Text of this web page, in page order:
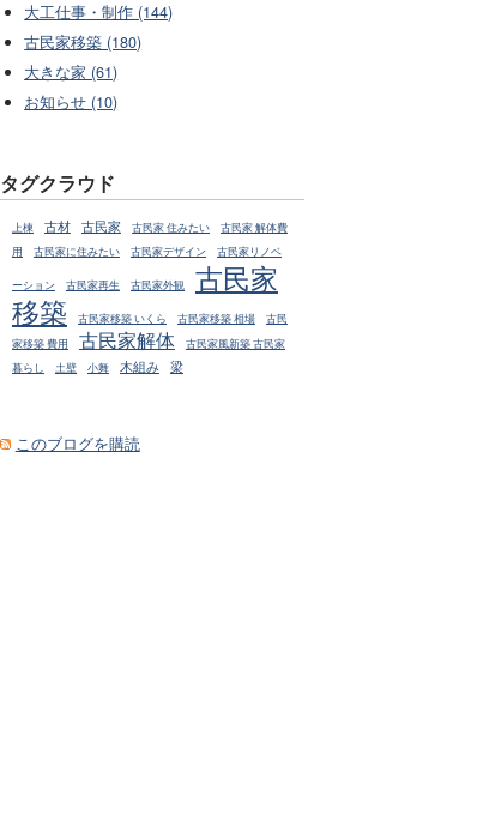
大工仕事・制作 (144)
古民家移築 (180)
大きな家 (61)
お知らせ (10)
タグクラウド
上棟 古材 古民家 古民家 住みたい
古民家 解体費
用
古民家に住みたい 古民家デザイン 古民家リノベ
ーション 古民家再生 古民家外観
古民家
移築
古民家移築 いくら 古民家移築 相場
古民
家移築 費用
古民家解体
古民家風新築 古民家
暮らし
土壁 小舞 木組み 梁
このブログを購読